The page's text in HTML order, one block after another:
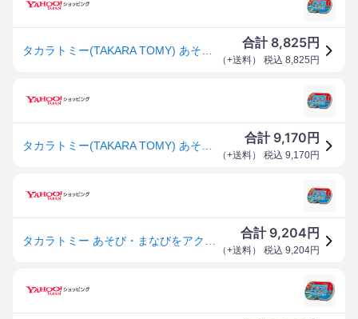
合計 8,825円
（+送料） 税込 8,825 円
合計 9,170 円
（+送料） 税込 9,170円
合計 9,204 円
（+送料） 税込 9,204円